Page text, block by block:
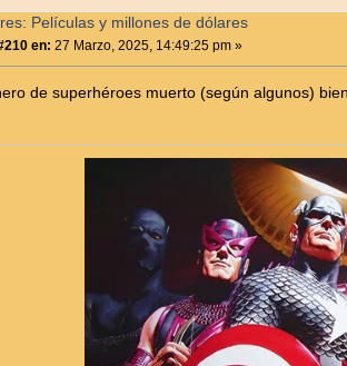
Películas y millones de dólares
en: 27 Marzo, 2025, 14:49:25 pm »
de superhéroes muerto (según algunos)